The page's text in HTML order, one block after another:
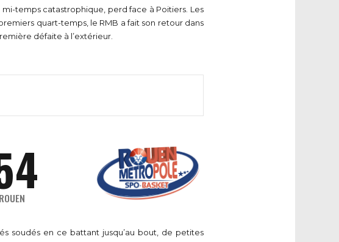
0
temps catastrophique, perd face à Poitiers. Les
quart-temps, le RMB a fait son retour dans
défaite à l’extérieur.
1
2
3
4
5
ROUEN
soudés en ce battant jusqu’au bout, de petites
2
3
4
5
6